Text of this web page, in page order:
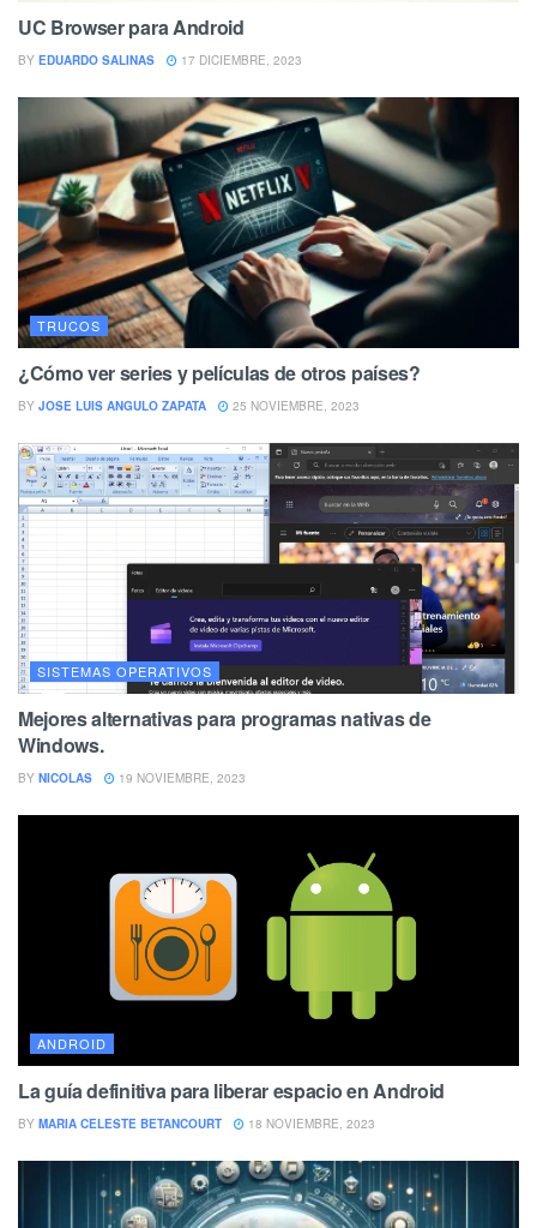
UC Browser para Android
BY EDUARDO SALINAS 17 DICIEMBRE, 2023
TRUCOS
¿Cómo ver series y películas de otros países?
BY JOSE LUIS ANGULO ZAPATA 25 NOVIEMBRE, 2023
SISTEMAS OPERATIVOS
Mejores alternativas para programas nativas de
Windows.
BY NICOLAS 19 NOVIEMBRE, 2023
ANDROID
La guía definitiva para liberar espacio en Android
BY MARIA CELESTE BETANCOURT 18 NOVIEMBRE, 2023